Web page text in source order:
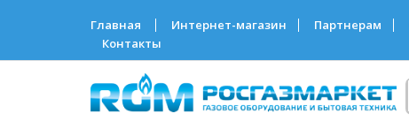
Главная Интернет-магазин Партнерам
Контакты